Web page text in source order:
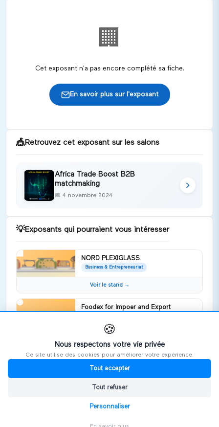
🏢
Cet exposant n'a pas encore complété sa fiche.
En savoir plus sur l'exposant
🎪Retrouvez cet exposant sur les salons
Africa Trade Boost B2B
matchmaking
📅 4 novembre 2024
💡Exposants qui pourraient vous intéresser
NORD PLEXIGLASS
Business & Entrepreneuriat
Voir le stand →
Foodex for Impoer and Export
foodex company specialise in frozen
fruits and vegetables pdf
WEYB
Nous soutenons votre développement
🍪
Nous respectons votre vie privée
Ce site utilise des cookies pour améliorer votre expérience.
Tout accepter
Tout refuser
Personnaliser